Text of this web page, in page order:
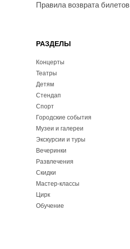
Правила возврата билетов
РАЗДЕЛЫ
Концерты
Театры
Детям
Стендап
Спорт
Городские события
Музеи и галереи
Экскурсии и туры
Вечеринки
Развлечения
Скидки
Мастер-классы
Цирк
Обучение